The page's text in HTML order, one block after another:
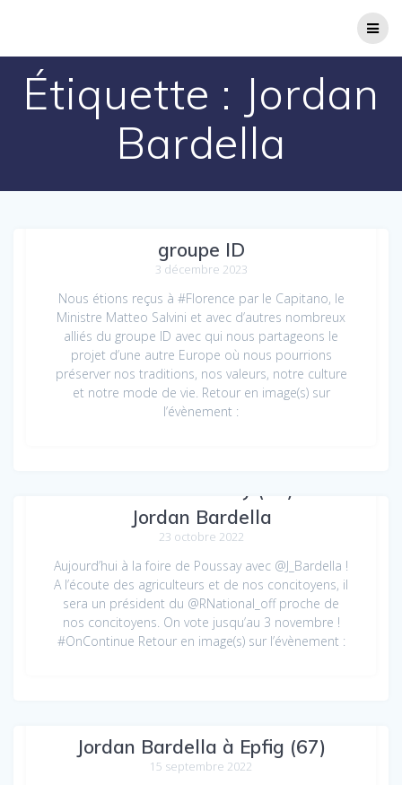
Étiquette : Jordan
Bardella
groupe ID
3 décembre 2023
Nous étions reçus à #Florence par le Capitano, le
Ministre Matteo Salvini et avec d’autres nombreux
alliés du groupe ID avec qui nous partageons le
projet d’une autre Europe où nous pourrions
préserver nos traditions, nos valeurs, notre culture
et notre mode de vie. Retour en image(s) sur
l’évènement :
Jordan Bardella
23 octobre 2022
Aujourd’hui à la foire de Poussay avec @J_Bardella !
A l’écoute des agriculteurs et de nos concitoyens, il
sera un président du @RNational_off proche de
nos concitoyens. On vote jusqu’au 3 novembre !
#OnContinue Retour en image(s) sur l’évènement :
Jordan Bardella à Epfig (67)
15 septembre 2022